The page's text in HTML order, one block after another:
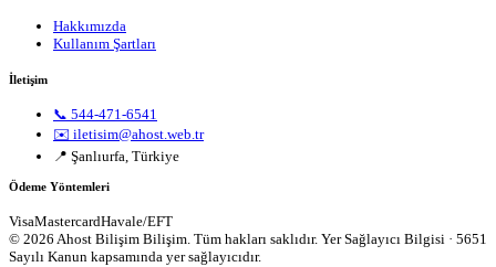
Hakkımızda
Kullanım Şartları
İletişim
📞 544-471-6541
✉️ iletisim@ahost.web.tr
📍 Şanlıurfa, Türkiye
Ödeme Yöntemleri
VisaMastercardHavale/EFT
© 2026 Ahost Bilişim Bilişim. Tüm hakları saklıdır. Yer Sağlayıcı Bilgisi · 5651
Sayılı Kanun kapsamında yer sağlayıcıdır.